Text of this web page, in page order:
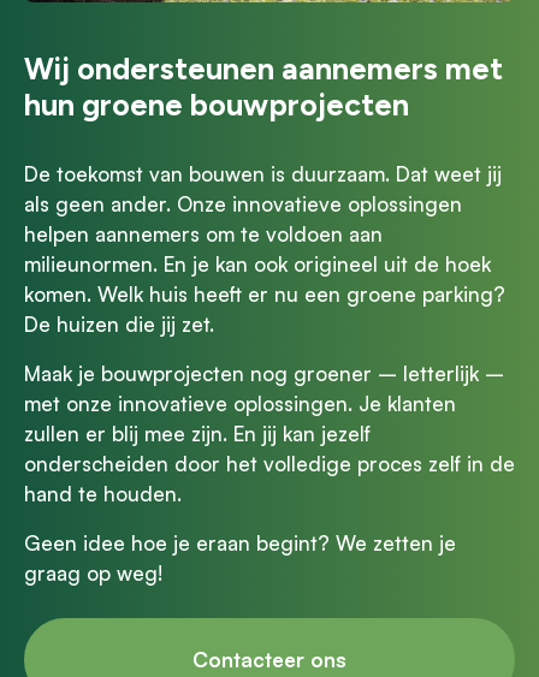
Wij ondersteunen aannemers met
hun groene bouwprojecten
De toekomst van bouwen is duurzaam. Dat weet jij
als geen ander. Onze innovatieve oplossingen
helpen aannemers om te voldoen aan
milieunormen. En je kan ook origineel uit de hoek
komen. Welk huis heeft er nu een groene parking?
De huizen die jij zet.
Maak je bouwprojecten nog groener – letterlijk –
met onze innovatieve oplossingen. Je klanten
zullen er blij mee zijn. En jij kan jezelf
onderscheiden door het volledige proces zelf in de
hand te houden.
Geen idee hoe je eraan begint? We zetten je
graag op weg!
Contacteer ons